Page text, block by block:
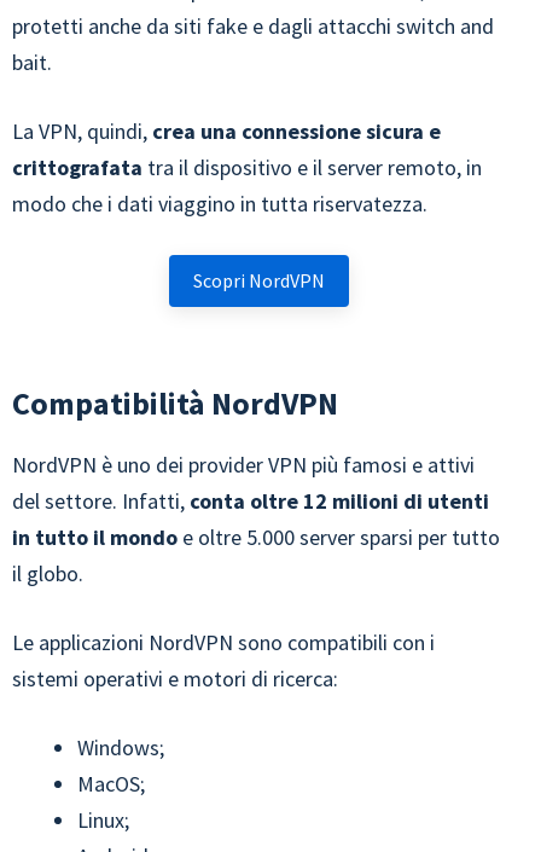
protetti anche da siti fake e dagli attacchi switch and
bait.
La VPN, quindi, crea una connessione sicura e
crittografata tra il dispositivo e il server remoto, in
modo che i dati viaggino in tutta riservatezza.
Scopri NordVPN
Compatibilità NordVPN
NordVPN è uno dei provider VPN più famosi e attivi
del settore. Infatti, conta oltre 12 milioni di utenti
in tutto il mondo e oltre 5.000 server sparsi per tutto
il globo.
Le applicazioni NordVPN sono compatibili con i
sistemi operativi e motori di ricerca:
Windows;
MacOS;
Linux;